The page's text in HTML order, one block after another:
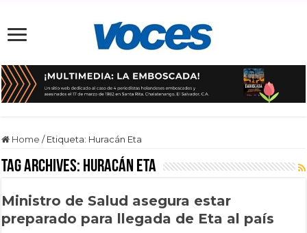
Home / Etiqueta: Huracán Eta
Tag Archives: Huracán Eta
Ministro de Salud asegura estar
preparado para llegada de Eta al país